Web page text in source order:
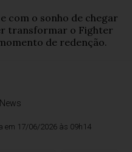
com o sonho de chegar
transformar o Fighter
de redenção.
em 17/06/2026 às 09h14